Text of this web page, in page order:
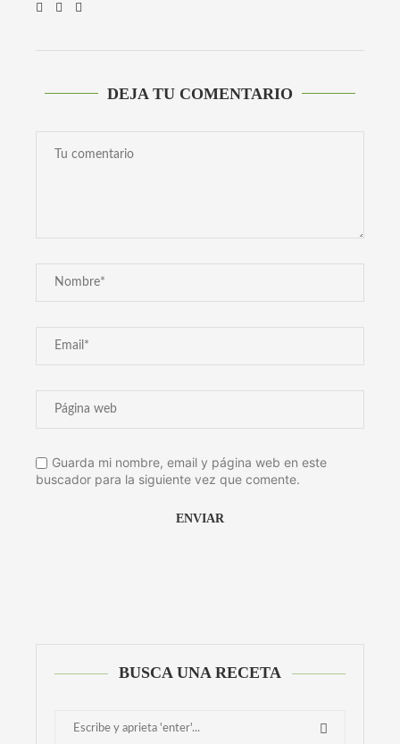
DEJA TU COMENTARIO
Guarda mi nombre, email y página web en este
buscador para la siguiente vez que comente.
BUSCA UNA RECETA